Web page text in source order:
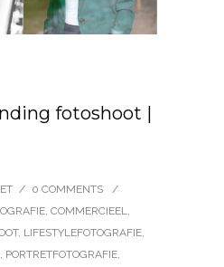
fotoshoot |
/ 0 COMMENTS
/
, COMMERCIEEL,
, LIFESTYLEFOTOGRAFIE,
, PORTRETFOTOGRAFIE,